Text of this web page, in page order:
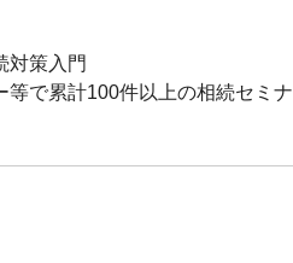
対策入門
で累計100件以上の相続セミ